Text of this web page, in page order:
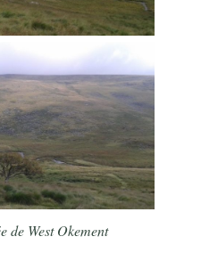
de West Okement